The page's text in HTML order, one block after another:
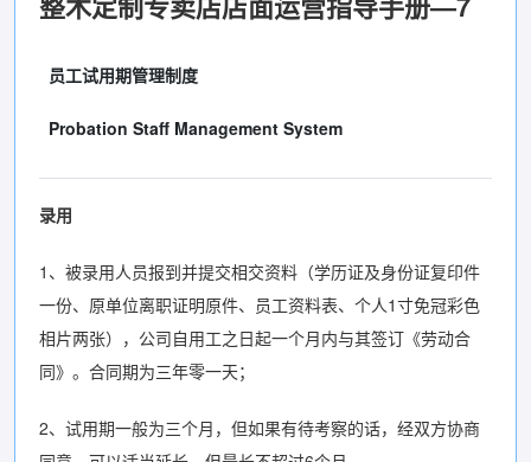
员工试用期管理制度
Probation Staff Management System
录用
1、被录用人员报到并提交相交资料（学历证及身份证复印件
一份、原单位离职证明原件、员工资料表、个人1寸免冠彩色
相片两张），公司自用工之日起一个月内与其签订《劳动合
同》。合同期为三年零一天；
2、试用期一般为三个月，但如果有待考察的话，经双方协商